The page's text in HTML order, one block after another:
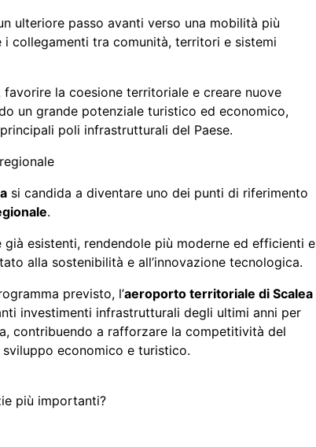
ulteriore passo avanti verso una mobilità più
collegamenti tra comunità, territori e sistemi
la coesione territoriale e creare nuove
un grande potenziale turistico ed economico,
poli infrastrutturali del Paese.
si candida a diventare uno dei punti di riferimento
.
esistenti, rendendole più moderne ed efficienti e
alla sostenibilità e all’innovazione tecnologica.
previsto, l’aeroporto territoriale di Scalea
investimenti infrastrutturali degli ultimi anni per
contribuendo a rafforzare la competitività del
economico e turistico.
più importanti?